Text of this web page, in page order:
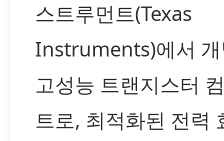
스트루먼트(Texas
Instruments)에서
고성능 트랜지스터
트로, 최적화된 전력